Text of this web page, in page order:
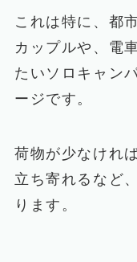
これは特に、都
カップルや、電
たいソロキャン
ージです。
荷物が少なけれ
立ち寄れるなど
ります。